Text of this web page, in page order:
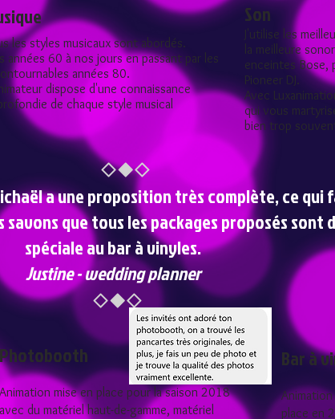
les styles musicaux sont abordés.
années 60 à nos jours en passant par les
années 80.
dispose d'une connaissance
de chaque style musical
Son
J'utilise les
la meilleure
enceintes Bose,
Pioneer DJ.
Avec
qui vous
bien trop
a une proposition très complète, ce qui
que tous les packages proposés sont
spéciale au bar à vinyles.
Justine - wedding planner
Photobooth
Animation mise en place pour la saison 2018
avec du matériel haut-de-gamme, matériel
Bar à
place en